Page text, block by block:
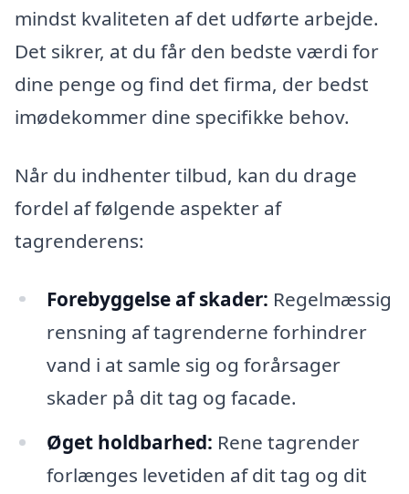
mindst kvaliteten af det udførte arbejde.
Det sikrer, at du får den bedste værdi for
dine penge og find det firma, der bedst
imødekommer dine specifikke behov.
Når du indhenter tilbud, kan du drage
fordel af følgende aspekter af
tagrenderens:
Forebyggelse af skader: Regelmæssig
rensning af tagrenderne forhindrer
vand i at samle sig og forårsager
skader på dit tag og facade.
Øget holdbarhed: Rene tagrender
forlænges levetiden af dit tag og dit